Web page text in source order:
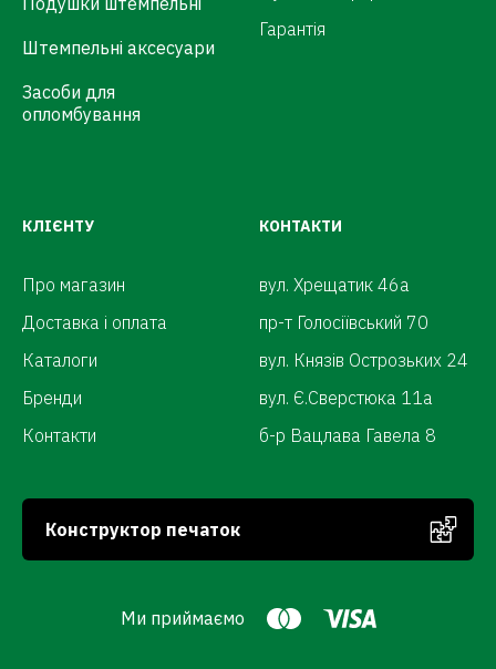
Штемпельні аксесуари
Засоби для
опломбування
Гарантія
КЛІЄНТУ
Про магазин
Доставка і оплата
Каталоги
Бренди
Контакти
КОНТАКТИ
вул. Хрещатик 46а
пр-т Голосіївський 70
вул. Князів Острозьких 24
вул. Є.Сверстюка 11а
б-р Вацлава Гавела 8
Конструктор печаток
Ми приймаємо